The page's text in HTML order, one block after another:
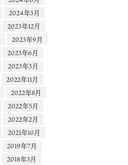
2024年3月
2023年12月
2023年9月
2023年6月
2023年3月
2022年11月
2022年8月
2022年5月
2022年2月
2021年10月
2019年7月
2018年3月